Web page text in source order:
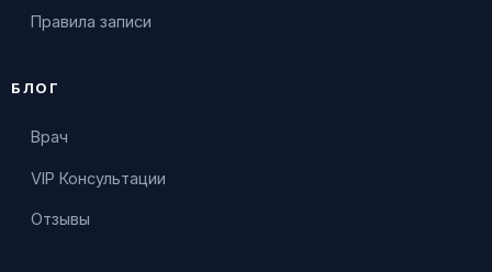
Правила записи
БЛОГ
Врач
VIP Консультации
Отзывы